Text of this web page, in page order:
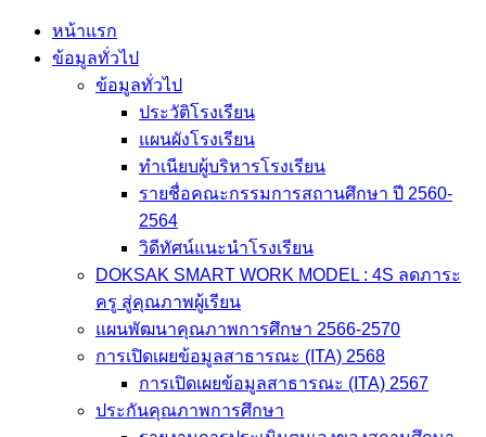
Skip
หน้าแรก
ข้อมูลทั่วไป
ข้อมูลทั่วไป
ประวัติโรงเรียน
แผนผังโรงเรียน
ทำเนียบผู้บริหารโรงเรียน
รายชื่อคณะกรรมการสถานศึกษา ปี 2560-
2564
วิดีทัศน์แนะนำโรงเรียน
DOKSAK SMART WORK MODEL : 4S ลดภาระ
ครู สู่คุณภาพผู้เรียน
แผนพัฒนาคุณภาพการศึกษา 2566-2570
การเปิดเผยข้อมูลสาธารณะ (ITA) 2568
การเปิดเผยข้อมูลสาธารณะ (ITA) 2567
ประกันคุณภาพการศึกษา